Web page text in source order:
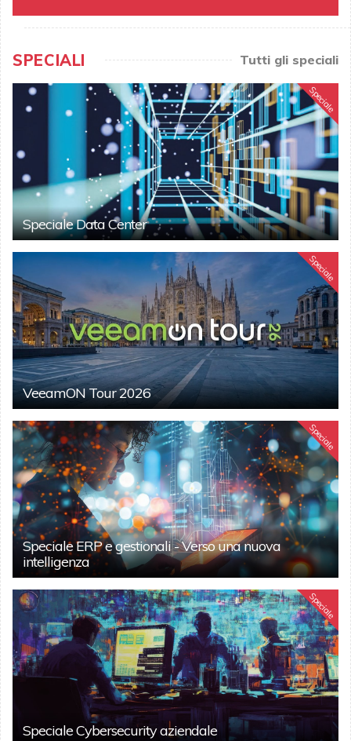
SPECIALI Tutti gli speciali
Speciale
Speciale Data Center
Speciale
VeeamON Tour 2026
Speciale
Speciale ERP e gestionali - Verso una nuova
intelligenza
Speciale
Speciale Cybersecurity aziendale